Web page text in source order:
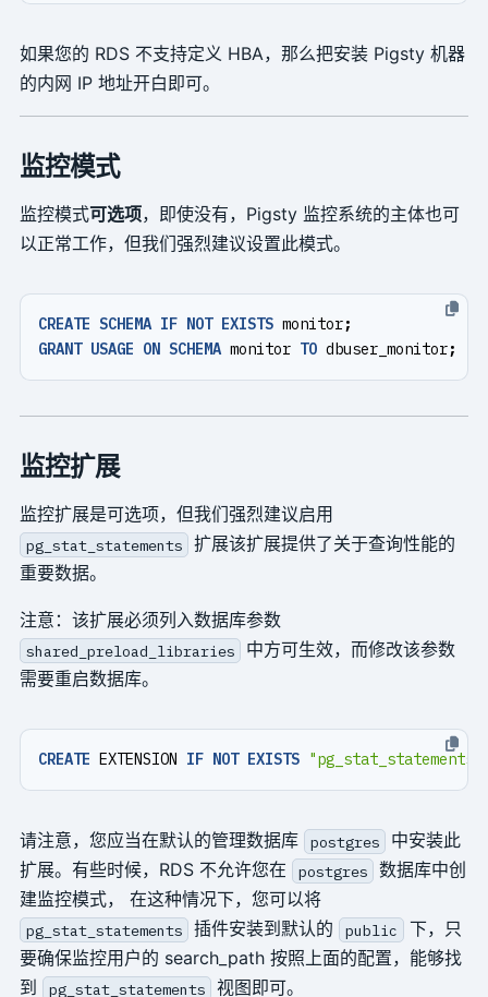
如果您的 RDS 不支持定义 HBA，那么把安装 Pigsty 机器
的内网 IP 地址开白即可。
监控模式
监控模式可选项，即使没有，Pigsty 监控系统的主体也可
以正常工作，但我们强烈建议设置此模式。
CREATE SCHEMA IF NOT EXISTS monitor;
GRANT USAGE ON SCHEMA monitor TO dbuser_monitor;
监控扩展
监控扩展是可选项，但我们强烈建议启用
pg_stat_statements
扩展该扩展提供了关于查询性能的
重要数据。
注意：该扩展必须列入数据库参数
shared_preload_libraries
中方可生效，而修改该参数
需要重启数据库。
CREATE EXTENSION IF NOT EXISTS "pg_stat_statements"
请注意，您应当在默认的管理数据库 postgres
中安装此
扩展。有些时候，RDS 不允许您在
postgres
数据库中创
建监控模式， 在这种情况下，您可以将
pg_stat_statements 插件安装到默认的 public
下，只
要确保监控用户的 search_path 按照上面的配置，能够找
到
pg_stat_statements 视图即可。